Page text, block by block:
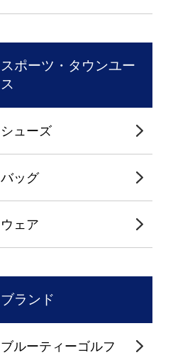
スポーツ・タウンユー
ス
シューズ
バッグ
ウェア
ブランド
ブルーティーゴルフ